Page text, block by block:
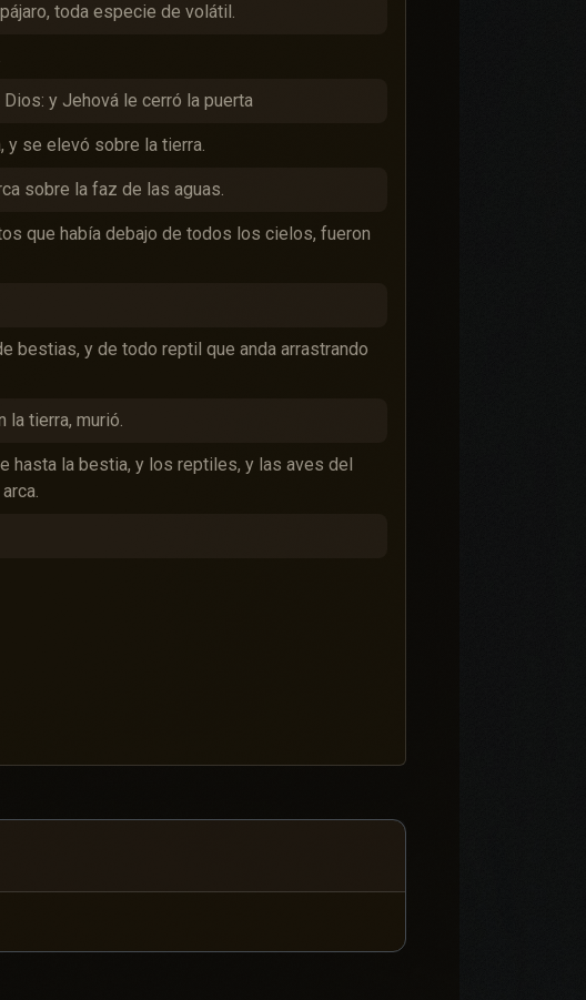
toda especie de volátil.
y Jehová le cerró la puerta
y se elevó sobre la tierra.
sobre la faz de las aguas.
que había debajo de todos los cielos, fueron
bestias, y de todo reptil que anda arrastrando
la tierra, murió.
hasta la bestia, y los reptiles, y las aves del